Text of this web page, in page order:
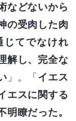
などないから
の受肉した肉
じてでなけれ
解し、完全な
」。「イエス
エスに関する
明瞭だった。